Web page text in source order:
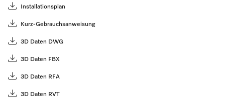
Installationsplan
Kurz-Gebrauchsanweisung
3D Daten DWG
3D Daten FBX
3D Daten RFA
3D Daten RVT